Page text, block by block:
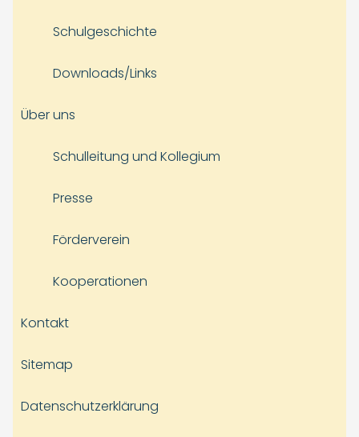
Schulgeschichte
Downloads/Links
Über uns
Schulleitung und Kollegium
Presse
Förderverein
Kooperationen
Kontakt
Sitemap
Datenschutzerklärung